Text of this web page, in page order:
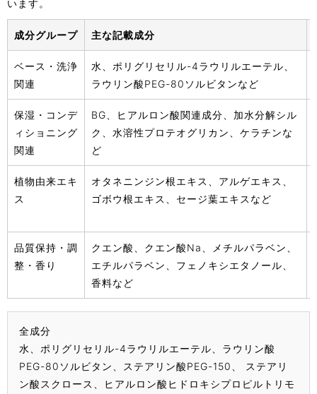
います。
成分グループ 主な記載成分
ベース・洗浄
関連
水、ポリグリセリル-4ラウリルエーテル、
ラウリン酸PEG-80ソルビタンなど
保湿・コンデ
ィショニング
関連
BG、ヒアルロン酸関連成分、加水分解シル
ク、水溶性プロテオグリカン、ケラチンな
ど
植物由来エキ
ス
オタネニンジン根エキス、アルゲエキス、
ゴボウ根エキス、セージ葉エキスなど
品質保持・調
整・香り
クエン酸、クエン酸Na、メチルパラベン、
エチルパラベン、フェノキシエタノール、
香料など
全成分
水、ポリグリセリル-4ラウリルエーテル、ラウリン酸
PEG-80ソルビタン、ステアリン酸PEG-150、 ステアリ
ン酸スクロース、ヒアルロン酸ヒドロキシプロピルトリモ